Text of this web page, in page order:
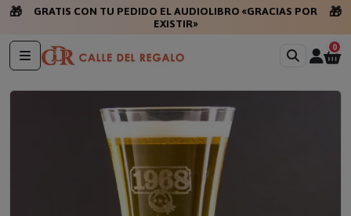
🎁
GRATIS CON TU PEDIDO EL AUDIOLIBRO «GRACIAS POR
EXISTIR»
🎁
0